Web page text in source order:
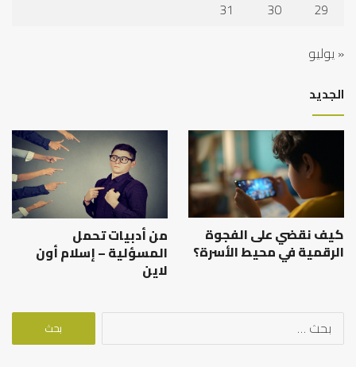
29
30
31
« يوليو
الجديد
كيف نقضي على الفجوة
الرقمية في محيط الأسرة؟
من أدبيات تحمل
المسؤلية – إسلام أون
لاين
البحث